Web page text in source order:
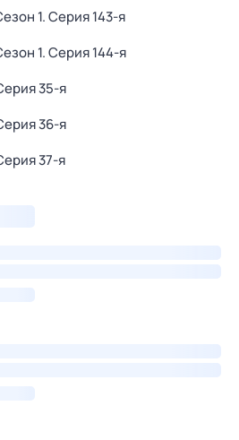
1. Серия 143-я
1. Серия 144-я
35-я
36-я
37-я